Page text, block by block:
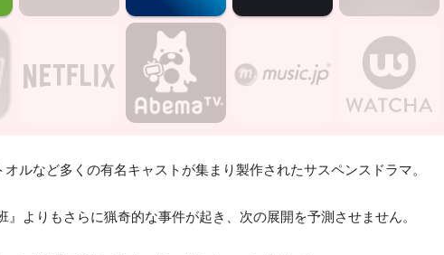
ルなど多くの有名キャストが集まり製作されたサスペンスドラマ。
よりもさらに猟奇的な事件が起き、次の展開を予測させません。